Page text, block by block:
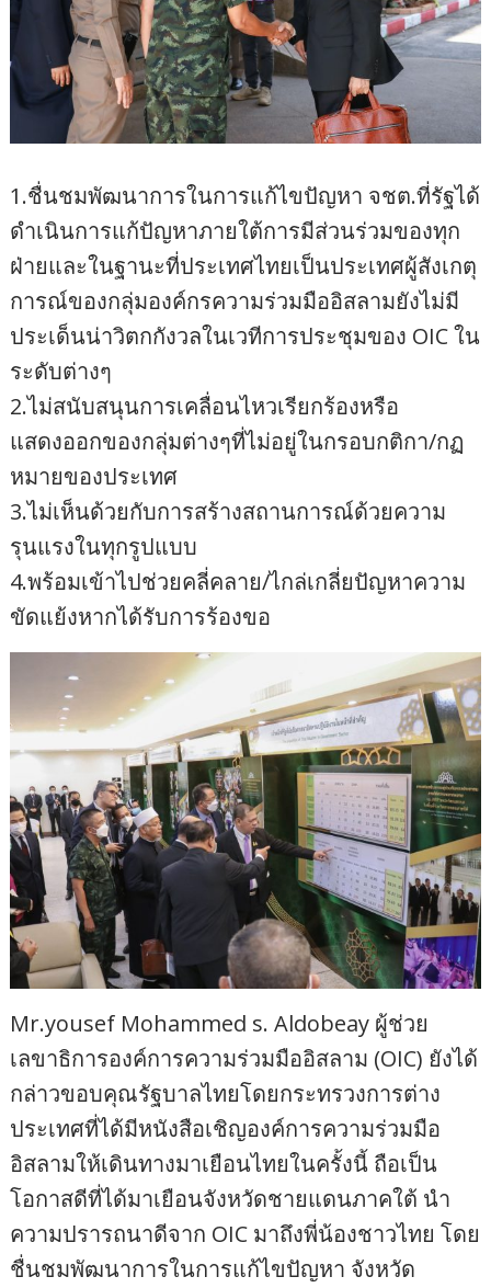
1.ชื่นชมพัฒนาการในการแก้ไขปัญหา จชต.ที่รัฐได้
ดำเนินการแก้ปัญหาภายใต้การมีส่วนร่วมของทุก
ฝ่ายและในฐานะที่ประเทศไทยเป็นประเทศผู้สังเกตุ
การณ์ของกลุ่มองค์กรความร่วมมืออิสลามยังไม่มี
ประเด็นน่าวิตกกังวลในเวทีการประชุมของ OIC ใน
ระดับต่างๆ
2.ไม่สนับสนุนการเคลื่อนไหวเรียกร้องหรือ
แสดงออกของกลุ่มต่างๆที่ไม่อยู่ในกรอบกติกา/กฏ
หมายของประเทศ
3.ไม่เห็นด้วยกับการสร้างสถานการณ์ด้วยความ
รุนแรงในทุกรูปแบบ
4.พร้อมเข้าไปช่วยคลี่คลาย/ไกล่เกลี่ยปัญหาความ
ขัดแย้งหากได้รับการร้องขอ
Mr.yousef Mohammed s. Aldobeay ผู้ช่วย
เลขาธิการองค์การความร่วมมืออิสลาม (OIC) ยังได้
กล่าวขอบคุณรัฐบาลไทยโดยกระทรวงการต่าง
ประเทศที่ได้มีหนังสือเชิญองค์การความร่วมมือ
อิสลามให้เดินทางมาเยือนไทยในครั้งนี้ ถือเป็น
โอกาสดีที่ได้มาเยือนจังหวัดชายแดนภาคใต้ นำ
ความปรารถนาดีจาก OIC มาถึงพี่น้องชาวไทย โดย
ชื่นชมพัฒนาการในการแก้ไขปัญหา จังหวัด